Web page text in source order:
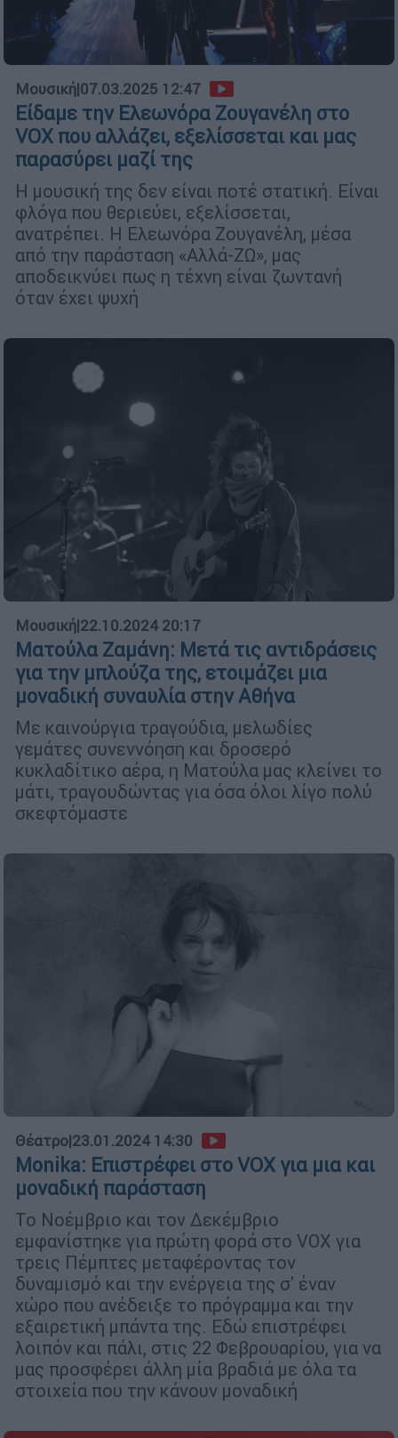
Μουσική|07.03.2025 12:47
Είδαμε την Ελεωνόρα Ζουγανέλη στο
VOX που αλλάζει, εξελίσσεται και μας
παρασύρει μαζί της
Η μουσική της δεν είναι ποτέ στατική. Είναι
φλόγα που θεριεύει, εξελίσσεται,
ανατρέπει. Η Ελεωνόρα Ζουγανέλη, μέσα
από την παράσταση «Αλλά-ΖΩ», μας
αποδεικνύει πως η τέχνη είναι ζωντανή
όταν έχει ψυχή
Μουσική|22.10.2024 20:17
Ματούλα Ζαμάνη: Μετά τις αντιδράσεις
για την μπλούζα της, ετοιμάζει μια
μοναδική συναυλία στην Αθήνα
Με καινούργια τραγούδια, μελωδίες
γεμάτες συνεννόηση και δροσερό
κυκλαδίτικο αέρα, η Ματούλα μας κλείνει το
μάτι, τραγουδώντας για όσα όλοι λίγο πολύ
σκεφτόμαστε
Θέατρο|23.01.2024 14:30
Monika: Επιστρέφει στο VOX για μια και
μοναδική παράσταση
Το Νοέμβριο και τον Δεκέμβριο
εμφανίστηκε για πρώτη φορά στο VOX για
τρεις Πέμπτες μεταφέροντας τον
δυναμισμό και την ενέργεια της σ' έναν
χώρο που ανέδειξε το πρόγραμμα και την
εξαιρετική μπάντα της. Εδώ επιστρέφει
λοιπόν και πάλι, στις 22 Φεβρουαρίου, για να
μας προσφέρει άλλη μία βραδιά με όλα τα
στοιχεία που την κάνουν μοναδική